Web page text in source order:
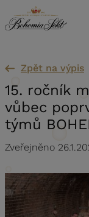
Přeskočit na obsah
Zpět na výpis
15. ročník
vůbec
týmů
Zveřejněno